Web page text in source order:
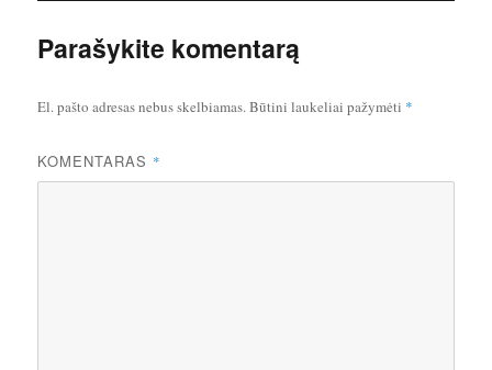
Parašykite komentarą
El. pašto adresas nebus skelbiamas.Būtini laukeliai pažymėti *
KOMENTARAS *